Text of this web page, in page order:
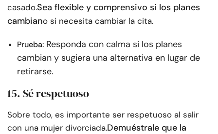
casado.Sea flexible y comprensivo si los planes
cambiano si necesita cambiar la cita.
Prueba: Responda con calma si los planes
cambian y sugiera una alternativa en lugar de
retirarse.
15. Sé respetuoso
Sobre todo, es importante ser respetuoso al salir
con una mujer divorciada.Demuéstrale que la